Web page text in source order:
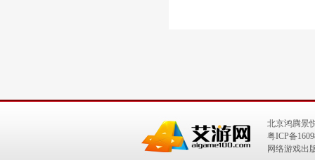
北京鸿腾景
粤ICP备
网络游戏出